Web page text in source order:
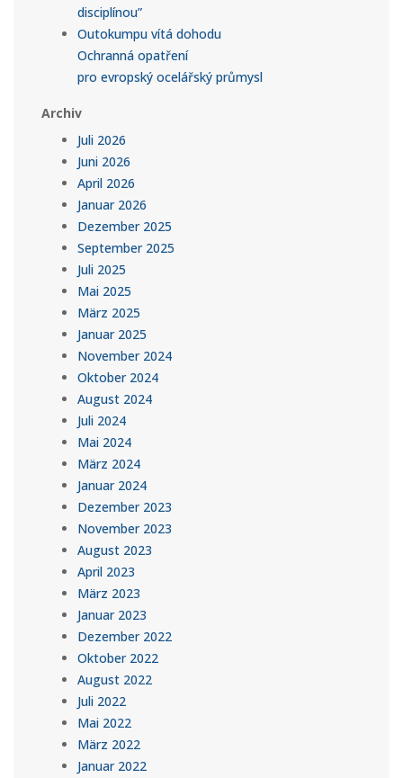
disciplínou”
Outokumpu vítá dohodu
Ochranná opatření
pro evropský ocelářský průmysl
Archiv
Juli 2026
Juni 2026
April 2026
Januar 2026
Dezember 2025
September 2025
Juli 2025
Mai 2025
März 2025
Januar 2025
November 2024
Oktober 2024
August 2024
Juli 2024
Mai 2024
März 2024
Januar 2024
Dezember 2023
November 2023
August 2023
April 2023
März 2023
Januar 2023
Dezember 2022
Oktober 2022
August 2022
Juli 2022
Mai 2022
März 2022
Januar 2022